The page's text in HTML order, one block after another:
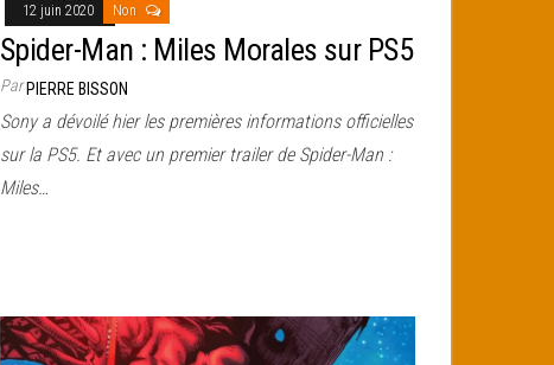
12 juin 2020 Non
Spider-Man : Miles Morales sur PS5
ParPIERRE BISSON
Sony a dévoilé hier les premières informations officielles
sur la PS5. Et avec un premier trailer de Spider-Man :
Miles…